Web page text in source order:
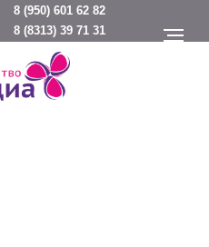
8 (950) 601 62 82
8 (8313) 39 71 31